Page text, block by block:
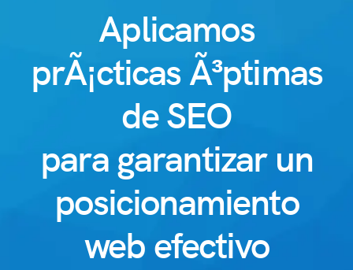
Aplicamos
prÃ¡cticas Ã³ptimas
de SEO
para garantizar un
posicionamiento
web efectivo